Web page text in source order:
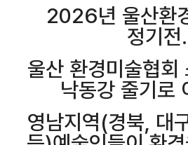
2026년 울산환
정기전.
울산 환경미술협회
낙동강 줄기로
영남지역(경북, 대